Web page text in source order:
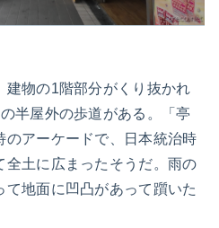
建物の1階部分がくり抜かれ
半屋外の歩道がある。「亭
のアーケードで、日本統治時
全土に広まったそうだ。雨の
て地面に凹凸があって躓いた